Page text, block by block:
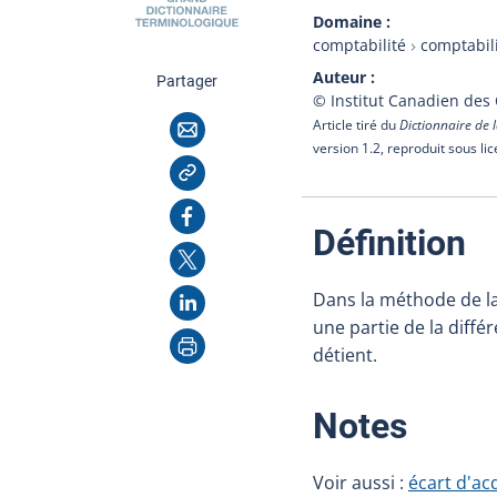
Domaine
comptabilité
Auteur
© Institut Canadien des
Article tiré duDictionnaire de
version 1.2, reproduit sous
Partagercette page
Courriel
Copier l'adresse
Facebook
X
LinkedIn
Imprimer
Définition
Dans la méthode de
une partie de la
détient.
Notes:
Voir aussi : écart